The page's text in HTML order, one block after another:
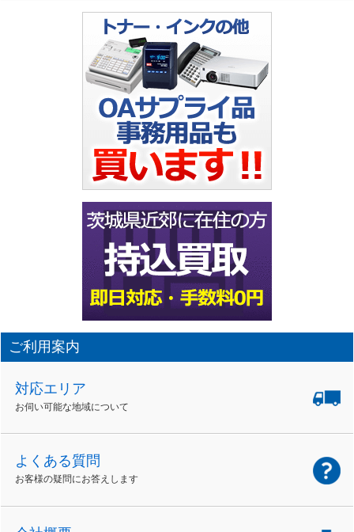
ご利用案内
対応エリア
お伺い可能な地域について
よくある質問
お客様の疑問にお答えします